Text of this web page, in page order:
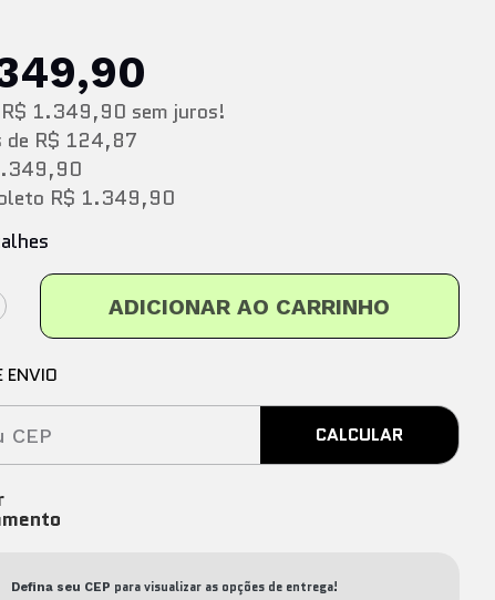
R$ 1.349,90 sem juros!
de R$ 124,87
R$ 1.349,90
ADICIONAR AO CARRINHO
ENVIO
CALCULAR
Defina seu CEP para visualizar as opções de entrega!